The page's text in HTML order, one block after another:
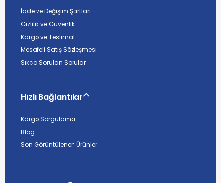
İade ve Değişim Şartları
Gizlilik ve Güvenlik
Kargo ve Teslimat
Mesafeli Satış Sözleşmesi
Sıkça Sorulan Sorular
Hızlı Bağlantılar
Kargo Sorgulama
Blog
Son Görüntülenen Ürünler